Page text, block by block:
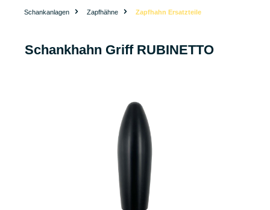
Schankanlagen Zapfhähne Zapfhahn Ersatzteile
Schankhahn Griff RUBINETTO